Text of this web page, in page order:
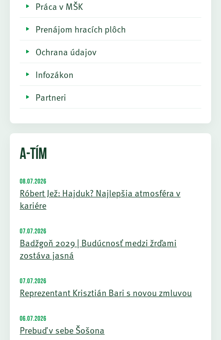
Práca v MŠK
Prenájom hracích plôch
Ochrana údajov
Infozákon
Partneri
A-TÍM
08.07.2026
Róbert Jež: Hajduk? Najlepšia atmosféra v
kariére
07.07.2026
Badžgoň 2029 | Budúcnosť medzi žrďami
zostáva jasná
07.07.2026
Reprezentant Krisztián Bari s novou zmluvou
06.07.2026
Prebuď v sebe Šošona